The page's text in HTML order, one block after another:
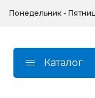
Понедельник -
Каталог